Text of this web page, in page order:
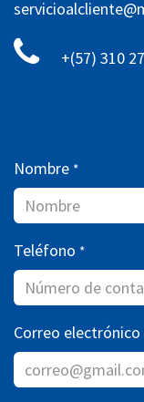
+(57) 310
Nombre *
Teléfono *
Correo electrónico